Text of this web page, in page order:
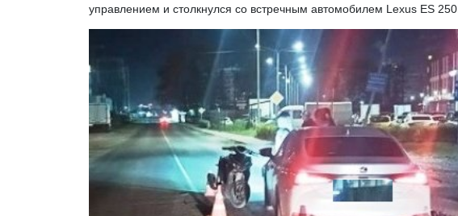
управлением и столкнулся со встречным автомобилем Lexus ES 250.